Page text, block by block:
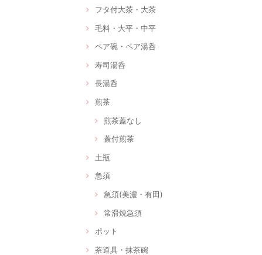
フタ付大茶・大茶
毛料・大平・中平
ペア碗・ペア湯呑
寿司湯呑
長湯呑
煎茶
煎茶蓋なし
蓋付煎茶
土瓶
急須
急須(美濃・有田)
常滑焼急須
ポット
茶道具・抹茶碗